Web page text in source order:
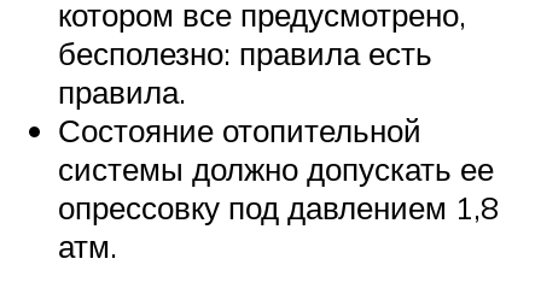
котором все предусмотрено,
бесполезно: правила есть
правила.
Состояние отопительной
системы должно допускать ее
опрессовку под давлением 1,8
атм.